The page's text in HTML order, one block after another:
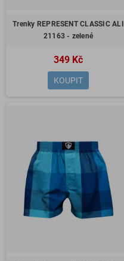
Trenky REPRESENT CLASSIC ALI
21163 - zelené
349 Kč
KOUPIT